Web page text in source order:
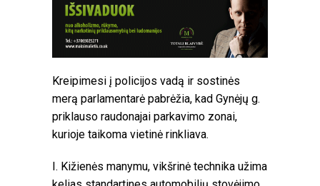
Kreipimesi į policijos vadą ir sostinės
merą parlamentarė pabrėžia, kad Gynėjų g.
priklauso raudonajai parkavimo zonai,
kurioje taikoma vietinė rinkliava.
I. Kižienės manymu, vikšrinė technika užima